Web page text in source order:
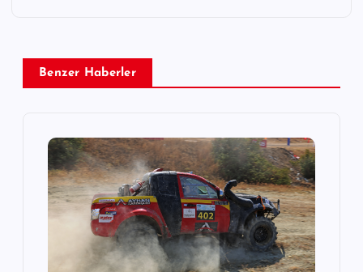
z
Benzer Haberler